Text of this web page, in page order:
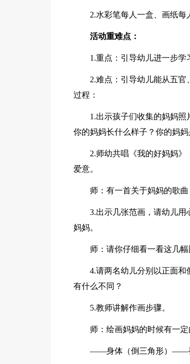
2.水彩笔每人一盒、画纸每
活动重难点：
1.重点：引导幼儿进一步学
2.难点：引导幼儿能从五
过程：
1.出示孩子们收集的妈妈照
你的妈妈长什么样子？你的妈
2.师幼共唱《我的好妈妈
爱意。
师：有一首关于妈妈的歌
3.出示几张范画，请幼儿
妈妈。
师：请你仔细看一看这几
4.请两名幼儿分别以正面
有什么不同？
5.教师讲解作画步骤。
师：绘画妈妈的时候有一
——身体（倒三角形）——